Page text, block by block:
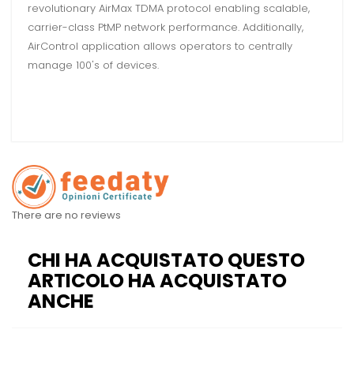
revolutionary AirMax TDMA protocol enabling scalable,
carrier-class PtMP network performance. Additionally,
AirControl application allows operators to centrally
manage 100's of devices.
There are no reviews
CHI HA ACQUISTATO QUESTO
ARTICOLO HA ACQUISTATO
ANCHE